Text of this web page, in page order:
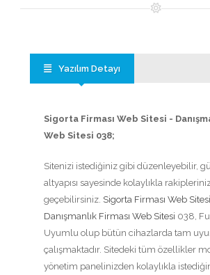
Yazılım Detayı
Sigorta Firması Web Sitesi -
Web Sitesi 038;
Sitenizi istediğiniz gibi düzenleyebilir,
altyapısı sayesinde kolaylıkla
geçebilirsiniz. Sigorta Firması Web Sitesi
Danışmanlık Firması Web Sitesi 038,
Uyumlu olup bütün cihazlarda tam
çalışmaktadır. Sitedeki tüm özellikler
yönetim panelinizden kolaylıkla